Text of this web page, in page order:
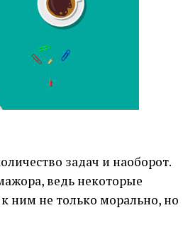
задач и наоборот.
ведь некоторые
ним не только морально, но